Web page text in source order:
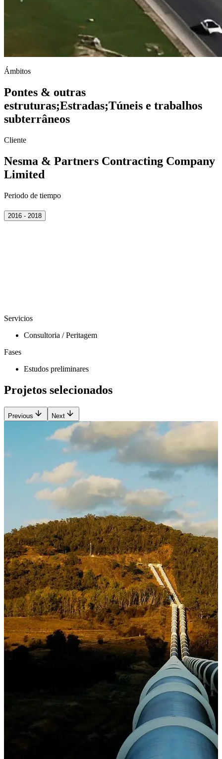
Ámbitos
Pontes & outras
estruturas;Estradas;Túneis e trabalhos
subterrâneos
Cliente
Nesma & Partners Contracting Company
Limited
Periodo de tiempo
2016 - 2018
Servicios
Consultoria / Peritagem
Fases
Estudos preliminares
Projetos selecionados
Previous Next